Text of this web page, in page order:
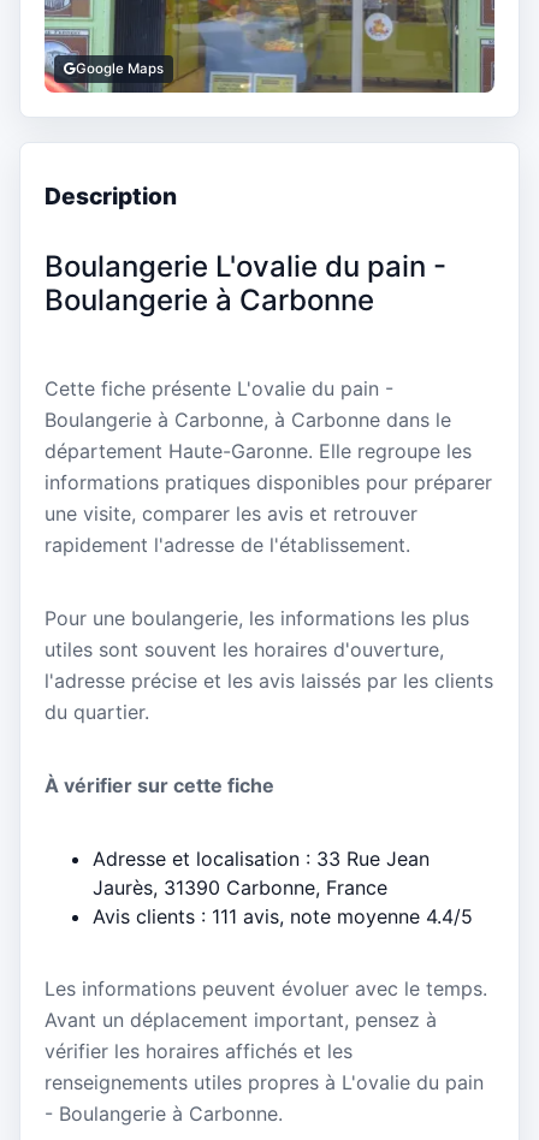
Google Maps
Description
Boulangerie L'ovalie du pain -
Boulangerie à Carbonne
Cette fiche présente L'ovalie du pain -
Boulangerie à Carbonne, à Carbonne dans le
département Haute-Garonne. Elle regroupe les
informations pratiques disponibles pour préparer
une visite, comparer les avis et retrouver
rapidement l'adresse de l'établissement.
Pour une boulangerie, les informations les plus
utiles sont souvent les horaires d'ouverture,
l'adresse précise et les avis laissés par les clients
du quartier.
À vérifier sur cette fiche
Adresse et localisation : 33 Rue Jean
Jaurès, 31390 Carbonne, France
Avis clients : 111 avis, note moyenne 4.4/5
Les informations peuvent évoluer avec le temps.
Avant un déplacement important, pensez à
vérifier les horaires affichés et les
renseignements utiles propres à L'ovalie du pain
- Boulangerie à Carbonne.